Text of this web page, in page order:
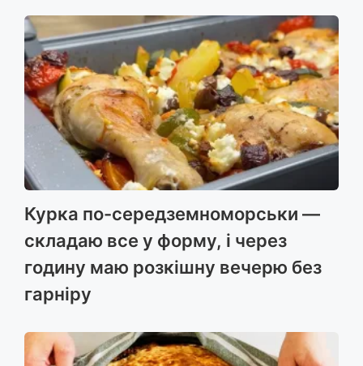
Курка по-середземноморськи —
складаю все у форму, і через
годину маю розкішну вечерю без
гарніру